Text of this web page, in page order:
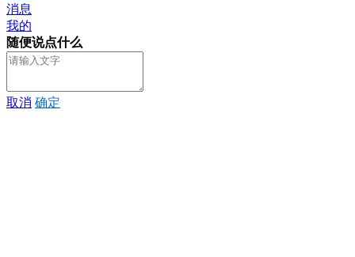
消息
我的
随便说点什么
取消 确定